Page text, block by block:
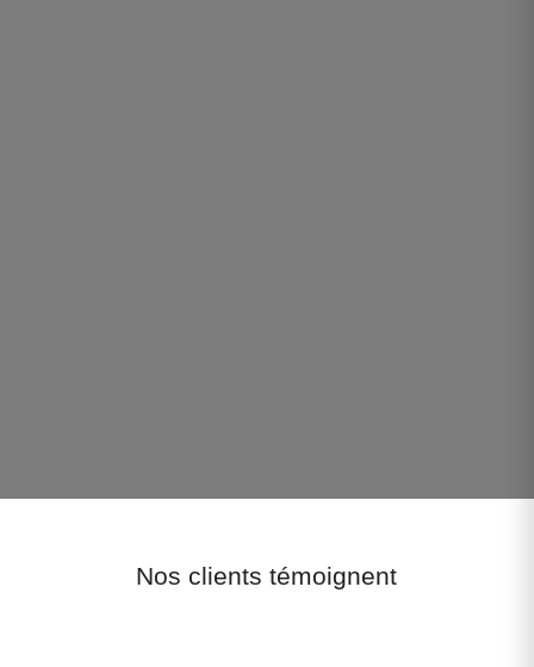
Nos clients témoignent